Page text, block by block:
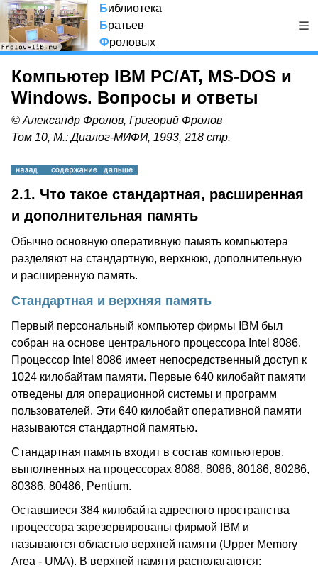
Библиотека
Братьев
Фроловых
Компьютер IBM PC/AT, MS-DOS и
Windows. Вопросы и ответы
© Александр Фролов, Григорий Фролов
Том 10, М.: Диалог-МИФИ, 1993, 218 стр.
2.1. Что такое стандартная, расширенная
и дополнительная память
Обычно основную оперативную память компьютера
разделяют на стандартную, верхнюю, дополнительную
и расширенную память.
Cтандартная и верхняя память
Первый персональный компьютер фирмы IBM был
собран на основе центрального процессора Intel 8086.
Процессор Intel 8086 имеет непосредственный доступ к
1024 килобайтам памяти. Первые 640 килобайт памяти
отведены для операционной системы и программ
пользователей. Эти 640 килобайт оперативной памяти
называются стандартной памятью.
Стандартная память входит в состав компьютеров,
выполненных на процессорах 8088, 8086, 80186, 80286,
80386, 80486, Pentium.
Оставшиеся 384 килобайта адресного пространства
процессора зарезервированы фирмой IBM и
называются областью верхней памяти (Upper Memory
Area - UMA). В верхней памяти располагаются: